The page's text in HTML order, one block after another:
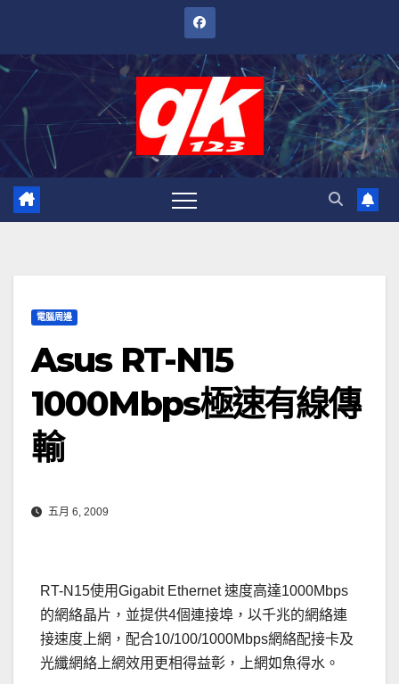
內
電腦周邊
Asus RT-N15
1000Mbps極速有線傳
輸
五月 6, 2009
RT-N15使用Gigabit Ethernet 速度高達1000Mbps
的網絡晶片，並提供4個連接埠，以千兆的網絡連
接速度上網，配合10/100/1000Mbps網絡配接卡及
光纖網絡上網效用更相得益彰，上網如魚得水。